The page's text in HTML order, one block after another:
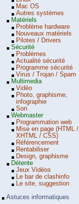
Mac OS
Autres systèmes
Matériels
Problème hardware
Nouveaux matériels
Pilotes / Drivers
Sécurité
Problèmes
Actualité sécurité
Programme sécurité
Virus / Trojan / Spam
Multimedia
Vidéo
Photo, graphisme,
infographie
Son
Webmaster
Programmation web
Mise en page (HTML /
XHTML / CSS)
Référencement
Rentabiliser
Design, graphisme
Détente
Jeux Vidéos
Le bar de clashinfo
Le site, suggestion
Astuces informatiques